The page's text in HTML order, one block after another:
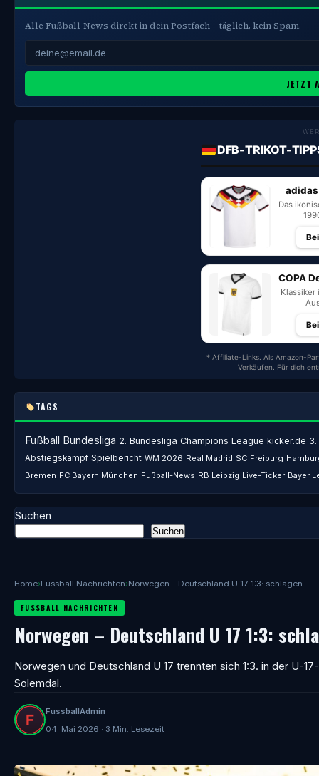
Home›Fussball Nachrichten›Norwegen – Deutschland U 17 1:3: schlagen
FUSSBALL NACHRICHTEN
Norwegen – Deutschland U 17 1:3:
Norwegen und Deutschland U 17 trennten sich 1:3. in der U-
Solemdal.
FussballAdmin
04. Mai 2026 · 3 Min. Lesezeit
Alle Fußball-News direkt in dein Postfach – täglich, kein Spam.
JETZT
DFB-TRIKOT-
Das
COPA
Klassiker
* Affiliate-Links. Als Amazon-
Verkäufen. Für dich
TAGS
Fußball Bundesliga 2. Bundesliga Champions League kicker.de 3.
Abstiegskampf Spielbericht WM 2026 Real Madrid SC Freiburg
Bremen FC Bayern München Fußball-News RB Leipzig Live-Ticker Bayer
Suchen
Suchen